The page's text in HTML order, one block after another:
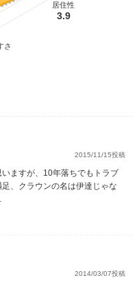
居住性
3.9
さ
2015/11/15投稿
ますが、10年落ちでもトラブ
、クラウンの名は伊達じゃな
2014/03/07投稿